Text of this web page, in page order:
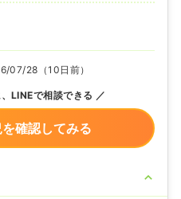
07/28（10日前）
LINEで相談できる
確認してみる